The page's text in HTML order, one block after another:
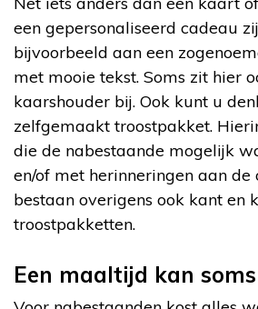
een gepersonaliseerd cadeau
bijvoorbeeld aan een
met mooie tekst. Soms zit hier
kaarshouder bij. Ook kunt u
zelfgemaakt troostpakket.
die de nabestaande mogelijk
en/of met herinneringen aan de
bestaan overigens ook kant en
troostpakketten.
Een maaltijd kan